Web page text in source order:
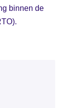
binnen de